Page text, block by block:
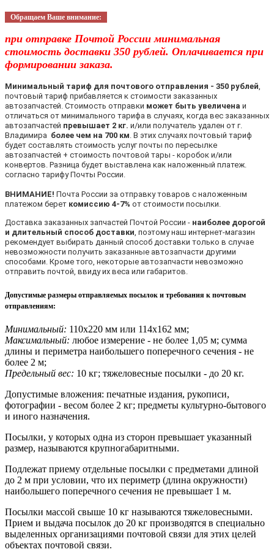
Обращаем Ваше внимание:
при отправке Почтой России минимальная
стоимость доставки 350 рублей. Оплачивается при
формировании заказа.
Минимальный тариф для почтового отправления - 350 рублей
почтовый тариф прибавляется к стоимости заказанных
автозапчастей. Стоимость отправки может быть увеличена и
отличаться от минимального тарифа в случаях, когда вес заказанных
автозапчастей превышает 2 кг. и/или получатель удален от г.
Владимира более чем на 700 км . В этих случаях почтовый тариф
будет составлять стоимость услуг почты по пересылке
автозапчастей + стоимость почтовой тары - коробок и/или
конвертов. Разница будет выставлена как наложенный платеж.
согласно тарифу Почты России.
ВНИМАНИЕ! Почта России за отправку товаров с наложенным
платежом берет комиссию 4-7% от стоимости посылки.
Доставка заказанных запчастей Почтой России - наиболее дорогой
и длительный способ доставки , поэтому наш интернет-магазин
рекомендует выбирать данный способ доставки только в случае
невозможности получить заказанные автозапчасти другими
способами. Кроме того, некоторые автозапчасти невозможно
отправить почтой, ввиду их веса или габаритов.
Допустимые размеры отправляемых посылок и требования к почтовым
отправлениям:
Минимальный: 110х220 мм или 114х162 мм;
Максимальный: любое измерение - не более 1,05 м; сумма
длины и периметра наибольшего поперечного сечения - не
более 2 м;
Предельный вес: 10 кг; тяжеловесные посылки - до 20 кг.
Допустимые вложения: печатные издания, рукописи,
фотографии - весом более 2 кг; предметы культурно-бытового
и иного назначения.
Посылки, у которых одна из сторон превышает указанный
размер, называются крупногабаритными.
Подлежат приему отдельные посылки с предметами длиной
до 2 м при условии, что их периметр (длина окружности)
наибольшего поперечного сечения не превышает 1 м.
Посылки массой свыше 10 кг называются тяжеловесными.
Прием и выдача посылок до 20 кг производятся в специально
выделенных организациями почтовой связи для этих целей
объектах почтовой связи.